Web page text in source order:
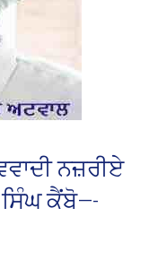
ਨਜ਼ਰੀਏ
ਸਿੰਘ ਕੈਂਬੋ—-